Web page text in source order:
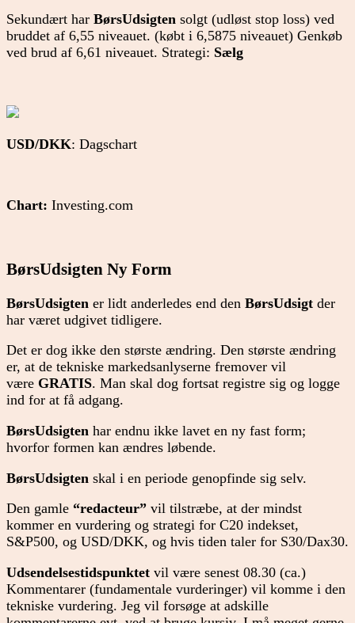
Sekundært har BørsUdsigten solgt (udløst stop loss) ved
bruddet af 6,55 niveauet. (købt i 6,5875 niveauet) Genkøb
ved brud af 6,61 niveauet. Strategi: Sælg
USD/DKK: Dagschart
Chart: Investing.com
BørsUdsigten Ny Form
BørsUdsigten er lidt anderledes end den BørsUdsigt der
har været udgivet tidligere.
Det er dog ikke den største ændring. Den største ændring
er, at de tekniske markedsanlyserne fremover vil
være GRATIS. Man skal dog fortsat registre sig og logge
ind for at få adgang.
BørsUdsigten har endnu ikke lavet en ny fast form;
hvorfor formen kan ændres løbende.
BørsUdsigten skal i en periode genopfinde sig selv.
Den gamle “redacteur” vil tilstræbe, at der mindst
kommer en vurdering og strategi for C20 indekset,
S&P500, og USD/DKK, og hvis tiden taler for S30/Dax30.
Udsendelsestidspunktet vil være senest 08.30 (ca.)
Kommentarer (fundamentale vurderinger) vil komme i den
tekniske vurdering. Jeg vil forsøge at adskille